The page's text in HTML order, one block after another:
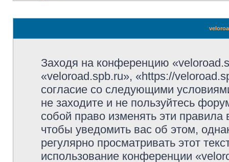
Заходя на конференцию
«veloroad.spb.ru», «https://
согласие со следующими
не заходите и не пользуйтесь
собой право изменять эти
чтобы уведомить вас об этом,
регулярно просматривать этот
использование конференции